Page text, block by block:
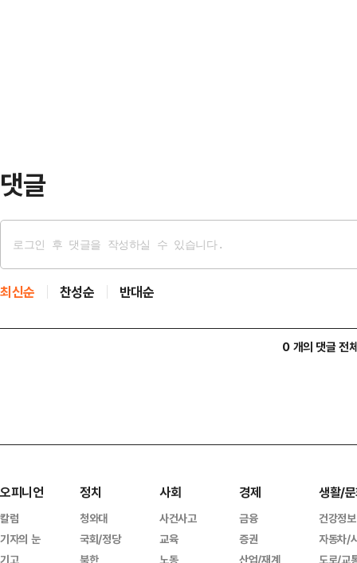
댓글
최신순 찬성순 반대순
0 개의 댓글 전
오피니언
칼럼
기자의 눈
기고
정치
청와대
국회/정당
북한
사회
사건사고
교육
노동
경제
금융
증권
산업/재계
생활/
건강정보
자동차/
도로/교